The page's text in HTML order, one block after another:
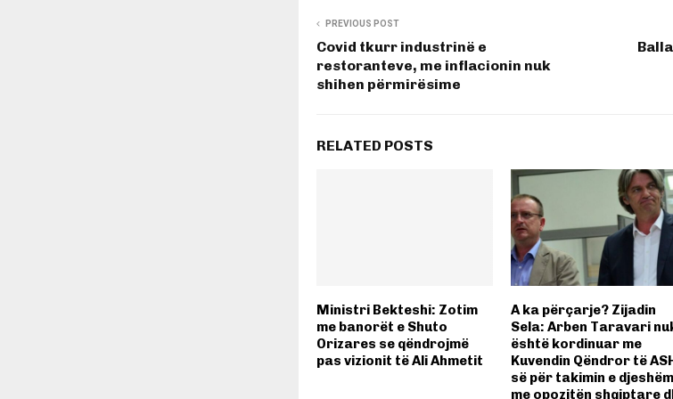
PREVIOUS POST
Covid tkurr industrinë e
restoranteve, me inflacionin nuk
shihen përmirësime
RELATED POSTS
Ministri Bekteshi: Zotim
me banorët e Shuto
Orizares se qëndrojmë
pas vizionit të Ali Ahmetit
A ka përçarje? Zijadin
Sela: Arben Taravari
është kordinuar me
Kuvendin Qëndror të
së për takimin e djeshëm
me opozitën shqiptare